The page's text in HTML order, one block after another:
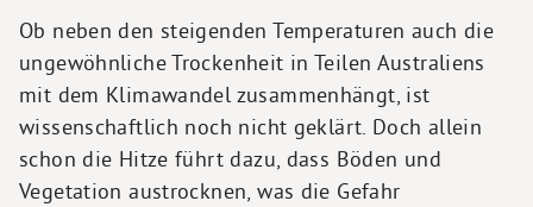
Ob neben den steigenden Temperaturen auch die
ungewöhnliche Trockenheit in Teilen Australiens
mit dem Klimawandel zusammenhängt, ist
wissenschaftlich noch nicht geklärt. Doch allein
schon die Hitze führt dazu, dass Böden und
Vegetation austrocknen, was die Gefahr